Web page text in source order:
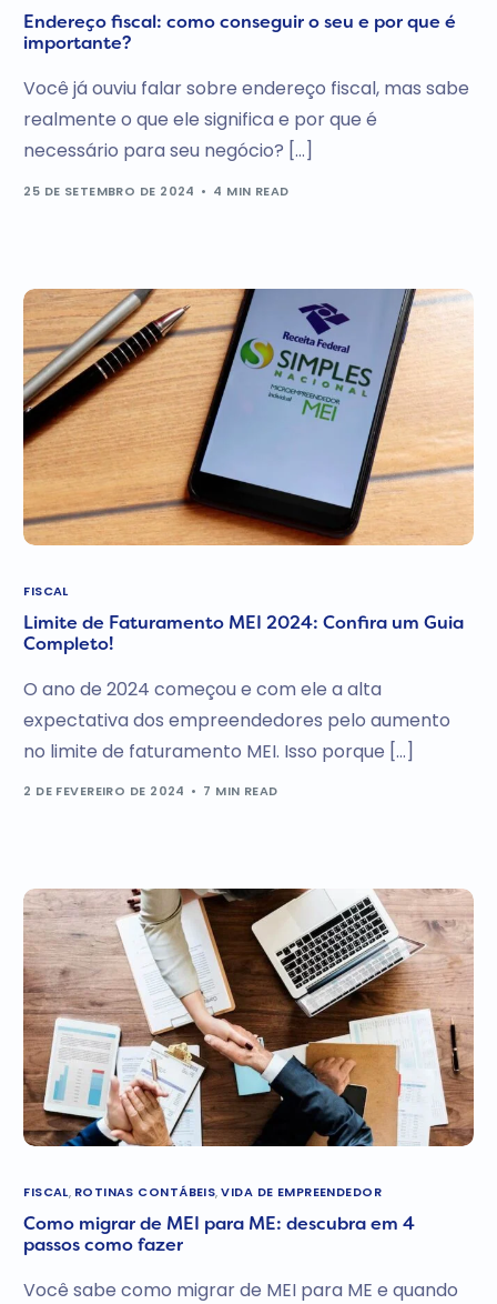
Endereço fiscal: como conseguir o seu e por que é
importante?
Você já ouviu falar sobre endereço fiscal, mas sabe
realmente o que ele significa e por que é
necessário para seu negócio? […]
25 DE SETEMBRO DE 2024 4 MIN READ
FISCAL
Limite de Faturamento MEI 2024: Confira um Guia
Completo!
O ano de 2024 começou e com ele a alta
expectativa dos empreendedores pelo aumento
no limite de faturamento MEI. Isso porque […]
2 DE FEVEREIRO DE 2024 7 MIN READ
FISCAL, ROTINAS CONTÁBEIS,VIDA DE EMPREENDEDOR
Como migrar de MEI para ME: descubra em 4
passos como fazer
Você sabe como migrar de MEI para ME e quando